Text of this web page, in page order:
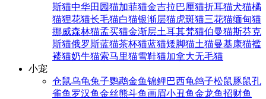
斯猫中华田园猫加菲猫金吉拉巴厘猫折耳猫犬猫橘
猫狸花猫长毛猫白猫银渐层猫虎斑猫三花猫缅甸猫
挪威森林猫孟买猫金渐层土耳其梵猫伯曼猫斯芬克
斯猫俄罗斯蓝猫茶杯猫蓝猫矮脚猫土猫曼基康猫褴
褛猫奶牛猫索马里猫雪鞋猫加拿大无毛猫
小宠
仓鼠乌龟兔子鹦鹉金鱼锦鲤巴西龟鸽子松鼠豚鼠孔
雀鱼 罗汉鱼金丝熊斗鱼画眉小丑鱼金龙鱼招财鱼